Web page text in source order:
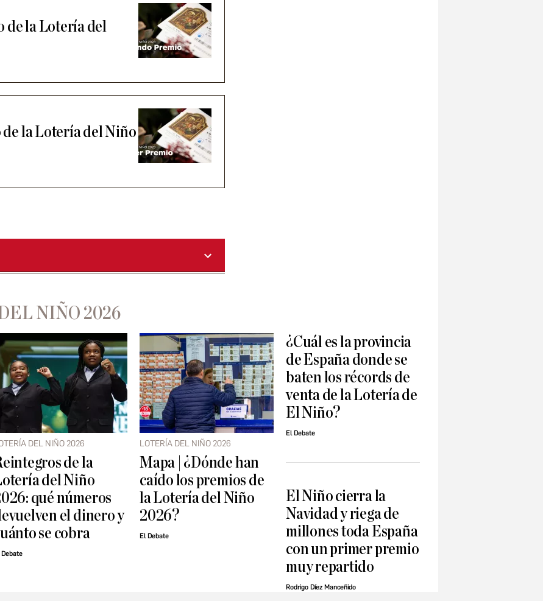
de la Lotería del
de la Lotería del Niño
NIÑO 2026
DEL NIÑO 2026
de la
del Niño
qué números
el dinero y
se cobra
Debate
LOTERÍA DEL NIÑO 2026
Mapa | ¿Dónde han
caído los premios de
la Lotería del Niño
2026?
El Debate
¿Cuál es la provincia
de España donde se
baten los récords de
venta de la Lotería de
El Niño?
El Debate
El Niño cierra la
Navidad y riega de
millones toda España
con un primer premio
muy repartido
Rodrigo Díez Manceñido